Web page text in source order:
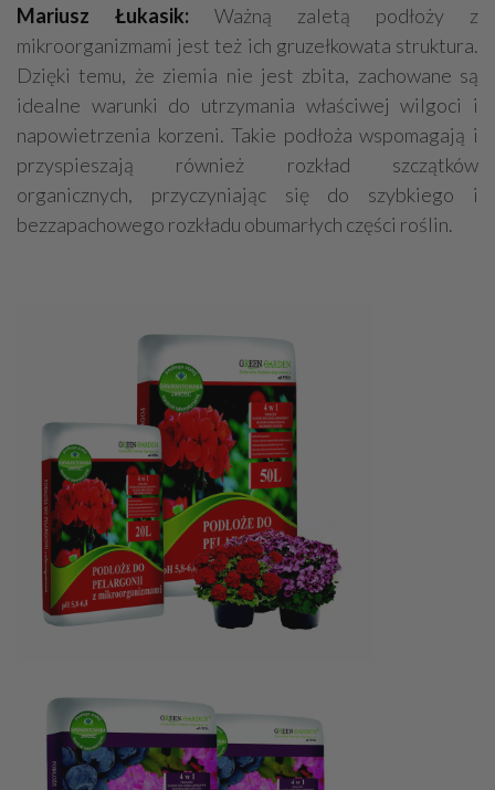
Mariusz Łukasik: Ważną zaletą podłoży z
mikroorganizmami jest też ich gruzełkowata struktura.
Dzięki temu, że ziemia nie jest zbita, zachowane są
idealne warunki do utrzymania właściwej wilgoci i
napowietrzenia korzeni. Takie podłoża wspomagają i
przyspieszają również rozkład szczątków
organicznych, przyczyniając się do szybkiego i
bezzapachowego rozkładu obumarłych części roślin.